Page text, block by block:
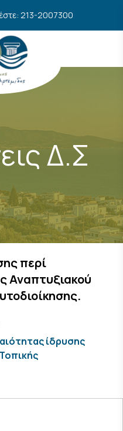
213-2007300
Δ.Σ
περί
Αναπτυξιακού
ίδρυσης